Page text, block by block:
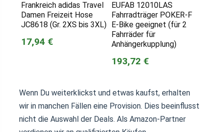
Frankreich adidas Travel
Damen Freizeit Hose
JC8618 (Gr. 2XS bis 3XL)
17,94 €
EUFAB 12010LAS
Fahrradträger POKER-F
E-Bike geeignet (für 2
Fahrräder für
Anhängerkupplung)
193,72 €
Wenn Du weiterklickst und etwas kaufst, erhalten
wir in manchen Fällen eine Provision. Dies beeinflusst
nicht die Auswahl der Deals. Als Amazon-Partner